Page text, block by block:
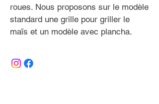
roues. Nous proposons sur le modèle
standard une grille pour griller le
maïs et un modèle avec plancha.